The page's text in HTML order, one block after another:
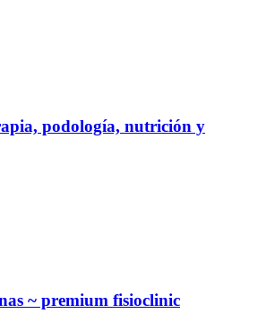
podología, nutrición y
~ premium fisioclinic